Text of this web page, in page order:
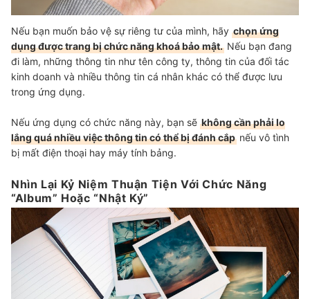
Nếu bạn muốn bảo vệ sự riêng tư của mình, hãy chọn ứng
dụng được trang bị chức năng khoá bảo mật. Nếu bạn đang
đi làm, những thông tin như tên công ty, thông tin của đối tác
kinh doanh và nhiều thông tin cá nhân khác có thể được lưu
trong ứng dụng.
Nếu ứng dụng có chức năng này, bạn sẽ không cần phải lo
lắng quá nhiều việc thông tin có thể bị đánh cắp nếu vô tình
bị mất điện thoại hay máy tính bảng.
Nhìn Lại Kỷ Niệm Thuận Tiện Với Chức Năng
“Album” Hoặc “Nhật Ký”